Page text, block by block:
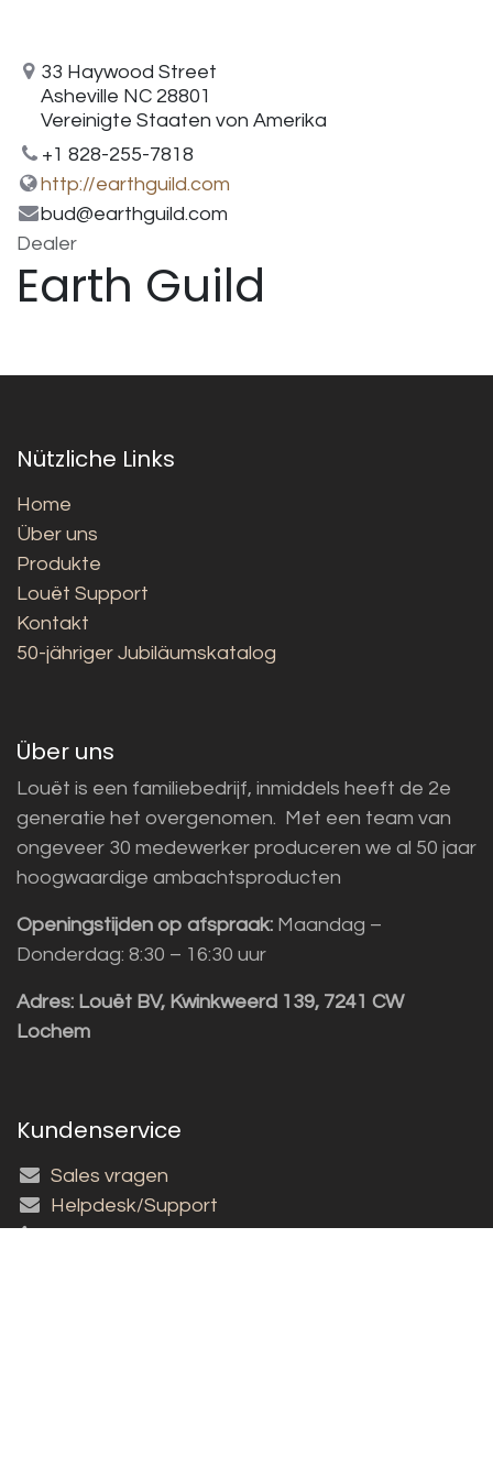
33 Haywood Street
Asheville NC 28801
Vereinigte Staaten von Amerika
+1 828-255-7818
http://earthguild.com
bud@earthguild.com
Dealer
Earth Guild
Nützliche Links
Home
Über uns
Produkte
Louët Support
Kontakt
50-jähriger Jubiläumskatalog
Über uns
Louët is een familiebedrijf, inmiddels heeft de 2e
generatie het overgenomen. Met een team van
ongeveer 30 medewerker produceren we al 50 jaar
hoogwaardige ambachtsproducten
Openingstijden op afspraak: Maandag –
Donderdag: 8:30 – 16:30 uur
Adres: Louët BV, Kwinkweerd 139, 7241 CW
Lochem
Kundenservice
Sales vragen
Helpdesk/Support
+31 (0)573 252229